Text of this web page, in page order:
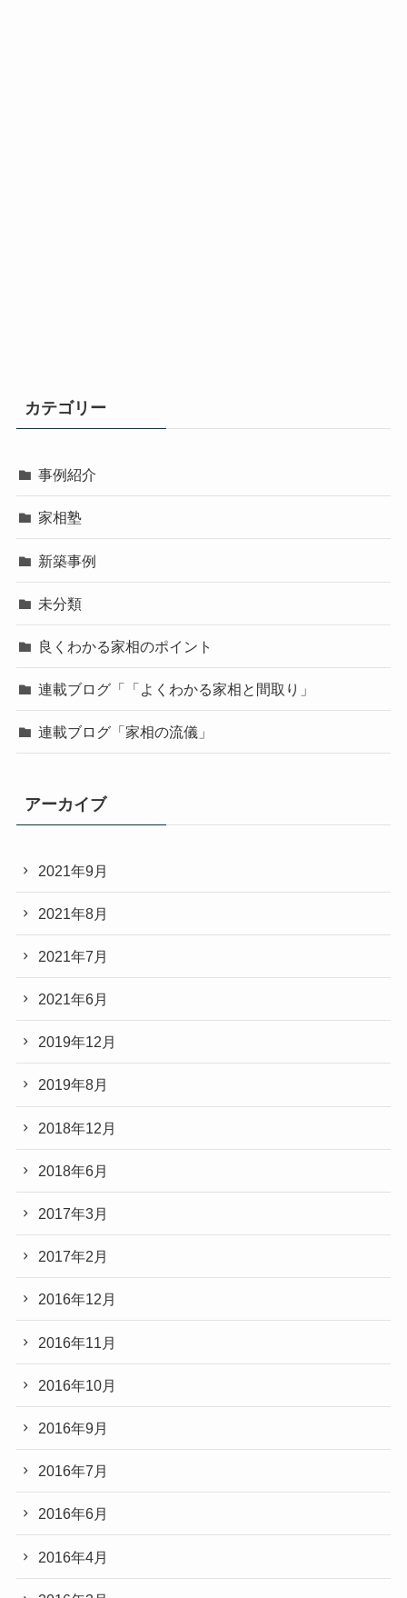
カテゴリー
事例紹介
家相塾
新築事例
未分類
良くわかる家相のポイント
連載ブログ「「よくわかる家相と間取り」
連載ブログ「家相の流儀」
アーカイブ
2021年9月
2021年8月
2021年7月
2021年6月
2019年12月
2019年8月
2018年12月
2018年6月
2017年3月
2017年2月
2016年12月
2016年11月
2016年10月
2016年9月
2016年7月
2016年6月
2016年4月